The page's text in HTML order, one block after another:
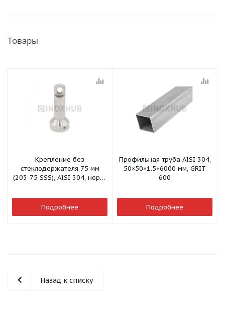
Товары
Крепление без
стеклодержателя 75 мм
(203-75 SSS), AISI 304, нерж.
Подробнее
Профильная труба AISI 304,
50×50×1.5×6000 мм, GRIT
600
Подробнее
Назад к списку